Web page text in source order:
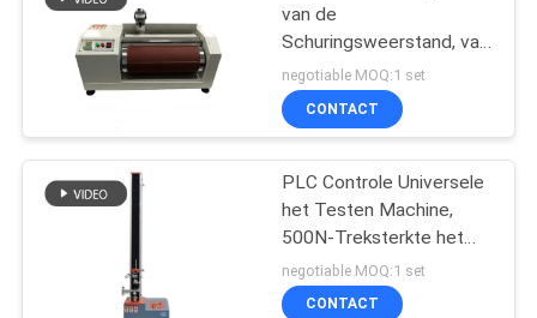
van de
Schuringsweerstand, van
de de Materialenwrijving
van AT150 DIN Rubber
de Testmateriaal
negotiable MOQ:1 set
CONTACT
PLC Controle Universele
het Testen Machine,
500N-Treksterkte het
Testen Materiaal
negotiable MOQ:1 set
CONTACT